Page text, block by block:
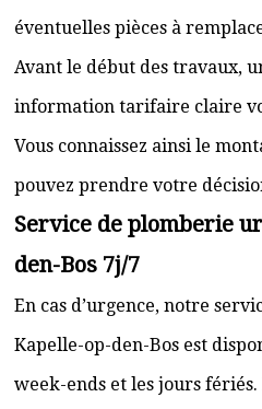
éventuelles pièces à
Avant le début des travaux,
information tarifaire claire
Vous connaissez ainsi le
pouvez prendre votre
Service de plomberie
den-Bos 7j/7
En cas d’urgence, notre
Kapelle-op-den-Bos est
week-ends et les jours